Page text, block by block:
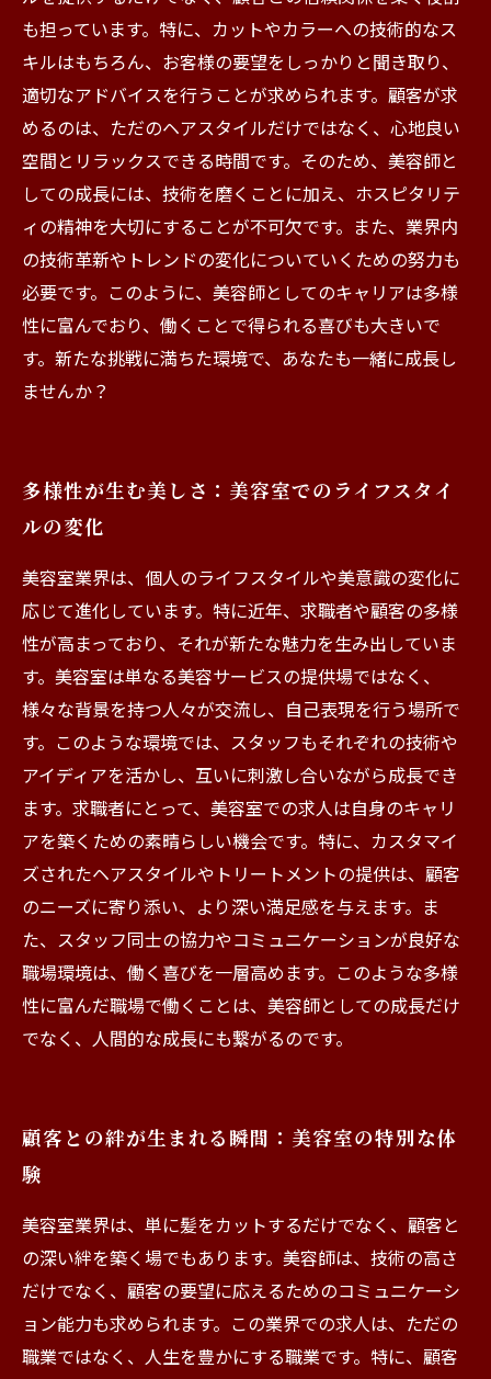
も担っています。特に、カットやカラーへの技術的なス
キルはもちろん、お客様の要望をしっかりと聞き取り、
適切なアドバイスを行うことが求められます。顧客が求
めるのは、ただのヘアスタイルだけではなく、心地良い
空間とリラックスできる時間です。そのため、美容師と
しての成長には、技術を磨くことに加え、ホスピタリテ
ィの精神を大切にすることが不可欠です。また、業界内
の技術革新やトレンドの変化についていくための努力も
必要です。このように、美容師としてのキャリアは多様
性に富んでおり、働くことで得られる喜びも大きいで
す。新たな挑戦に満ちた環境で、あなたも一緒に成長し
ませんか？
多様性が生む美しさ：美容室でのライフスタイ
ルの変化
美容室業界は、個人のライフスタイルや美意識の変化に
応じて進化しています。特に近年、求職者や顧客の多様
性が高まっており、それが新たな魅力を生み出していま
す。美容室は単なる美容サービスの提供場ではなく、
様々な背景を持つ人々が交流し、自己表現を行う場所で
す。このような環境では、スタッフもそれぞれの技術や
アイディアを活かし、互いに刺激し合いながら成長でき
ます。求職者にとって、美容室での求人は自身のキャリ
アを築くための素晴らしい機会です。特に、カスタマイ
ズされたヘアスタイルやトリートメントの提供は、顧客
のニーズに寄り添い、より深い満足感を与えます。ま
た、スタッフ同士の協力やコミュニケーションが良好な
職場環境は、働く喜びを一層高めます。このような多様
性に富んだ職場で働くことは、美容師としての成長だけ
でなく、人間的な成長にも繋がるのです。
顧客との絆が生まれる瞬間：美容室の特別な体
験
美容室業界は、単に髪をカットするだけでなく、顧客と
の深い絆を築く場でもあります。美容師は、技術の高さ
だけでなく、顧客の要望に応えるためのコミュニケーシ
ョン能力も求められます。この業界での求人は、ただの
職業ではなく、人生を豊かにする職業です。特に、顧客